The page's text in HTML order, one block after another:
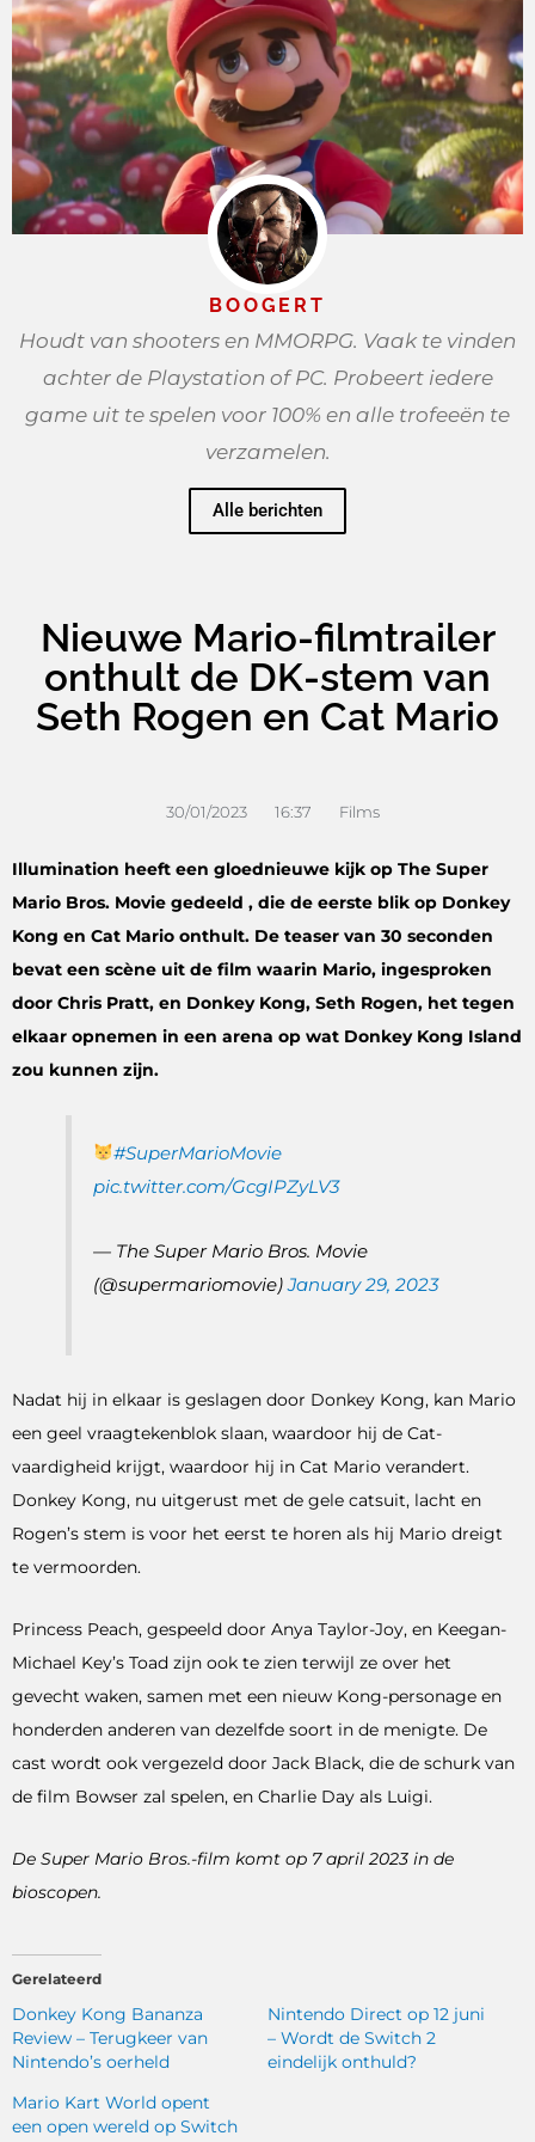
BOOGERT
Houdt van shooters en MMORPG. Vaak te vinden
achter de Playstation of PC. Probeert iedere
game uit te spelen voor 100% en alle trofeeën te
verzamelen.
Alle berichten
Nieuwe Mario-filmtrailer
onthult de DK-stem van
Seth Rogen en Cat Mario
30/01/2023 16:37 Films
Illumination heeft een gloednieuwe kijk op The Super
Mario Bros. Movie gedeeld , die de eerste blik op Donkey
Kong en Cat Mario onthult. De teaser van 30 seconden
bevat een scène uit de film waarin Mario, ingesproken
door Chris Pratt, en Donkey Kong, Seth Rogen, het tegen
elkaar opnemen in een arena op wat Donkey Kong Island
zou kunnen zijn.
#SuperMarioMovie
pic.twitter.com/GcgIPZyLV3
— The Super Mario Bros. Movie
(@supermariomovie)January 29, 2023
Nadat hij in elkaar is geslagen door Donkey Kong, kan Mario
een geel vraagtekenblok slaan, waardoor hij de Cat-
vaardigheid krijgt, waardoor hij in Cat Mario verandert.
Donkey Kong, nu uitgerust met de gele catsuit, lacht en
Rogen’s stem is voor het eerst te horen als hij Mario dreigt
te vermoorden.
Princess Peach, gespeeld door Anya Taylor-Joy, en Keegan-
Michael Key’s Toad zijn ook te zien terwijl ze over het
gevecht waken, samen met een nieuw Kong-personage en
honderden anderen van dezelfde soort in de menigte. De
cast wordt ook vergezeld door Jack Black, die de schurk van
de film Bowser zal spelen, en Charlie Day als Luigi.
De Super Mario Bros.-film komt op 7 april 2023 in de
bioscopen.
Gerelateerd
Donkey Kong Bananza
Review – Terugkeer van
Nintendo’s oerheld
Nintendo Direct op 12 juni
– Wordt de Switch 2
eindelijk onthuld?
Mario Kart World opent
een open wereld op Switch